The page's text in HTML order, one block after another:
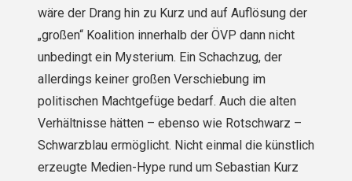
wäre der Drang hin zu Kurz und auf Auflösung der
„großen“ Koalition innerhalb der ÖVP dann nicht
unbedingt ein Mysterium. Ein Schachzug, der
allerdings keiner großen Verschiebung im
politischen Machtgefüge bedarf. Auch die alten
Verhältnisse hätten – ebenso wie Rotschwarz –
Schwarzblau ermöglicht. Nicht einmal die künstlich
erzeugte Medien-Hype rund um Sebastian Kurz